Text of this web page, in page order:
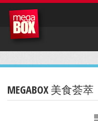
MEGABOX 美食荟萃